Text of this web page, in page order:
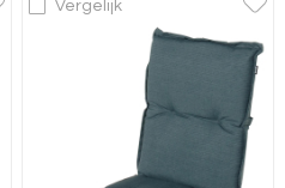
Vergelijk